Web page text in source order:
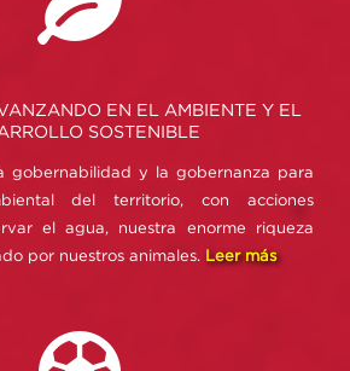
EN EL AMBIENTE Y EL
SOSTENIBLE
gobernabilidad y la gobernanza para
del territorio, con acciones
el agua, nuestra enorme riqueza
por nuestros animales. Leer más